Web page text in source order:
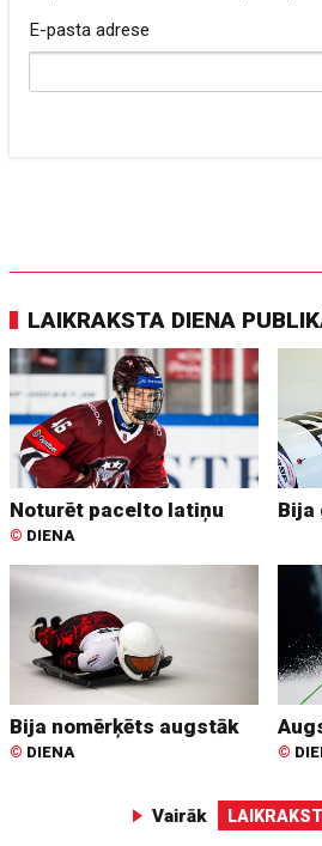
E-pasta adrese
LAIKRAKSTA DIENA
Noturēt pacelto latiņu
© DIENA
Bija
Bija nomērķēts augstāk
© DIENA ©
Vairāk